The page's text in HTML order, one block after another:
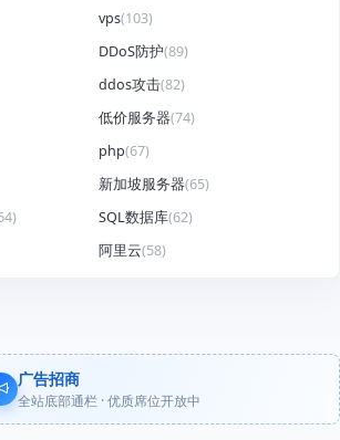
vps(103)
DDoS防护(89)
ddos攻击(82)
低价服务器(74)
php(67)
新加坡服务器(65)
SQL数据库(62)
阿里云(58)
广告招商
全站底部通栏 · 优质席位开放中